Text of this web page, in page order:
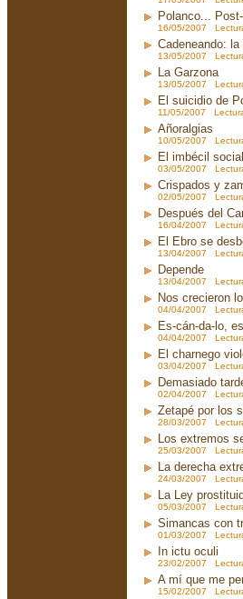
Polanco...
16/05/2007
Cadeneando:
13/05/2007
La Garzona
13/05/2007
El suicidio de
11/05/2007
Añoralgias
10/05/2007
El imbécil
03/05/2007
Crispados y
02/05/2007
Después del
16/04/2007
El Ebro se
13/04/2007
Depende
13/04/2007
Nos crecieron
04/04/2007
Es-cán-da-lo,
04/04/2007
El charnego
03/04/2007
Demasiado
02/04/2007
Zetapé por los
28/03/2007
Los extremos
25/03/2007
La derecha
24/03/2007
La Ley
05/03/2007
Simancas con
01/03/2007
In ictu oculi
23/02/2007
A mí que me
15/02/2007